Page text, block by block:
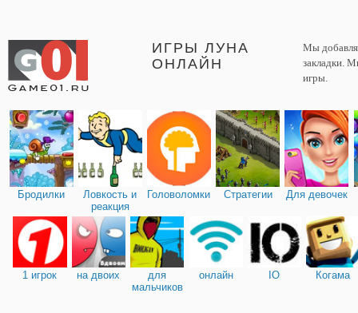
ИГРЫ ЛУНА
ОНЛАЙН
Мы
закладки.
игры.
Бродилки
Ловкость и
реакция
Головоломки Стратегии Для девочек
1 игрок на двоих
для
мальчиков
онлайн IO Когама